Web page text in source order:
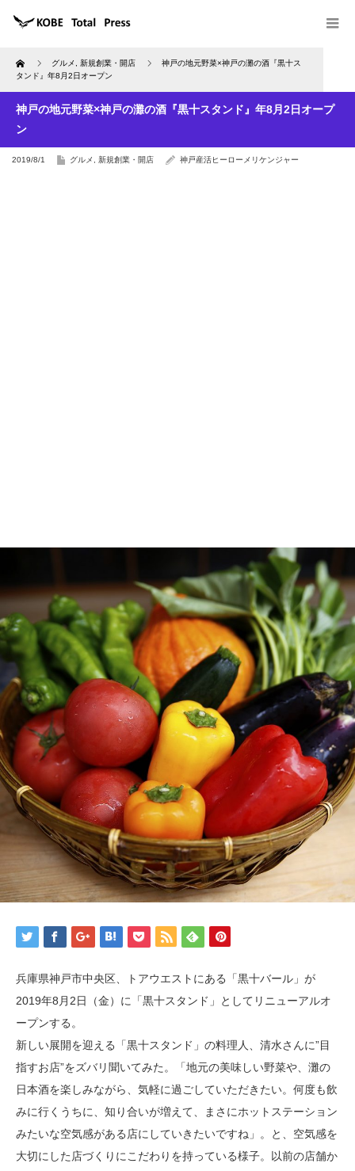
Home グルメ 新規創業・開店
神戸の地元野菜×神戸の灘の酒『黒十ス
タンド』年8月2日オープン
神戸の地元野菜×神戸の灘の酒『黒十スタンド』年8月2日オープ
ン
2019/8/1 グルメ 新規創業・開店 神戸産活ヒーローメリケンジャー
兵庫県神戸市中央区、トアウエストにある「黒十バール」が
2019年8月2日（金）に「黒十スタンド」としてリニューアルオ
ープンする。
新しい展開を迎える「黒十スタンド」の料理人、清水さんに”目
指すお店”をズバリ聞いてみた。「地元の美味しい野菜や、灘の
日本酒を楽しみながら、気軽に過ごしていただきたい。何度も飲
みに行くうちに、知り合いが増えて、まさにホットステーション
みたいな空気感がある店にしていきたいですね」。と、空気感を
大切にした店づくりにこだわりを持っている様子。以前の店舗か